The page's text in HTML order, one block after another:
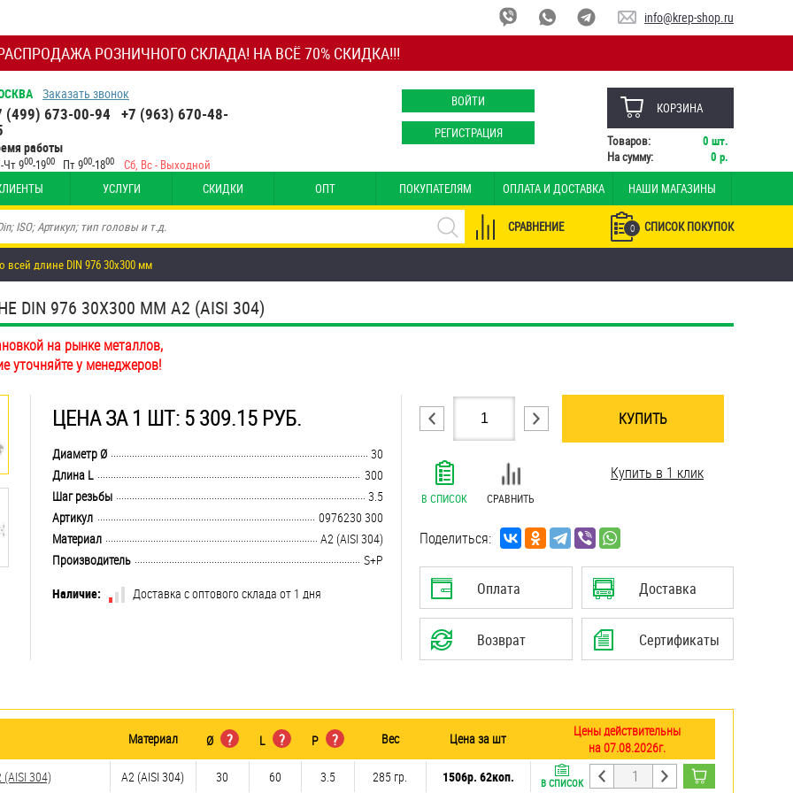
РОЗНИЧНОГО СКЛАДА! НА ВСЁ 70% СКИДКА!!!
info@krep-shop.ru
Заказать звонок
(499) 673-00-94 +7 (963) 670-48-
работы
Чт 900-1900 Пт 900-1800 Сб, Вс - Выходной
ВОЙТИ
РЕГИСТРАЦИЯ
КОРЗИНА
Товаров: 0 шт.
На сумму:
0 р.
УСЛУГИ СКИДКИ ОПТ ПОКУПАТЕЛЯМ ОПЛАТА И ДОСТАВКА НАШИ МАГАЗИНЫ
0 СПИСОК ПОКУПОК
СРАВНЕНИЕ
длине DIN 976 30х300 мм
976 30Х300 ММ А2 (AISI 304)
на рынке металлов,
уточняйте у менеджеров!
ЦЕНА ЗА 1 ШТ: 5 309.15 РУБ.
........................................................................................................................................................................................................
Диаметр Ø
30
........................................................................................................................................................................................................
Длина L
300
........................................................................................................................................................................................................
Шаг резьбы
3.5
........................................................................................................................................................................................................
Артикул
0976230 300
........................................................................................................................................................................................................
Материал
А2 (AISI 304)
........................................................................................................................................................................................................
Производитель
S+P
Наличие:
Доставка с оптового склада от 1 дня
КУПИТЬ
В СПИСОК СРАВНИТЬ
Купить в 1 клик
Поделиться:
Оплата Доставка
Возврат Сертификаты
Материал Ø ? L ? P ? Вес Цена за шт
Цены действительны
на 07.08.2026г.
304)
А2 (AISI 304) 30 60 3.5 285 гр. 1506р. 62коп. В СПИСОК